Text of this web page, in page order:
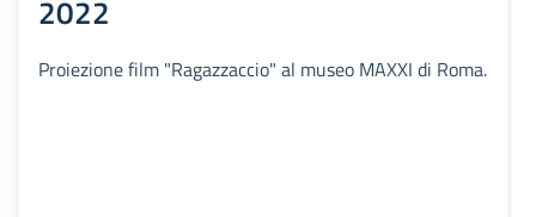
2022
Proiezione film "Ragazzaccio" al museo MAXXI di Roma.